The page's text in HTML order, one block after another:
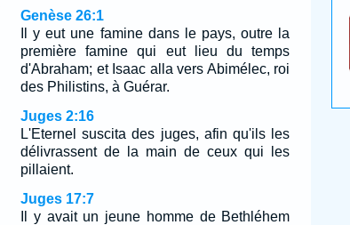
Genèse 26:1
Il y eut une famine dans le pays, outre la
première famine qui eut lieu du temps
d'Abraham; et Isaac alla vers Abimélec, roi
des Philistins, à Guérar.
Juges 2:16
L'Eternel suscita des juges, afin qu'ils les
délivrassent de la main de ceux qui les
pillaient.
Juges 17:7
Il y avait un jeune homme de Bethléhem